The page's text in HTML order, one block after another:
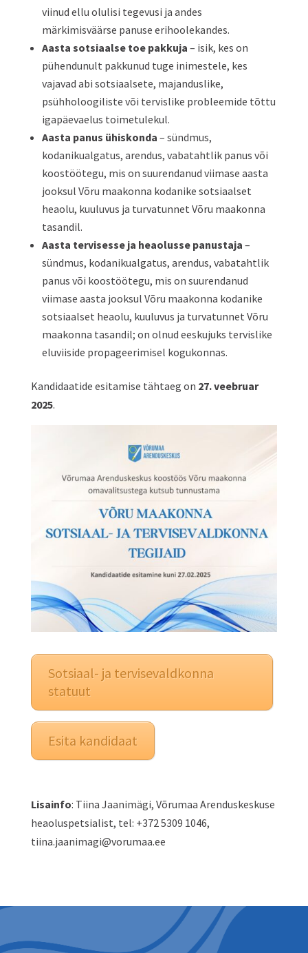
viinud ellu olulisi tegevusi ja andes
märkimisväärse panuse erihoolekandes.
Aasta sotsiaalse toe pakkuja – isik, kes on
pühendunult pakkunud tuge inimestele, kes
vajavad abi sotsiaalsete, majanduslike,
psühholoogiliste või tervislike probleemide tõttu
igapäevaelus toimetulekul.
Aasta panus ühiskonda – sündmus,
kodanikualgatus, arendus, vabatahtlik panus või
koostöötegu, mis on suurendanud viimase aasta
jooksul Võru maakonna kodanike sotsiaalset
heaolu, kuuluvus ja turvatunnet Võru maakonna
tasandil.
Aasta tervisesse ja heaolusse panustaja –
sündmus, kodanikualgatus, arendus, vabatahtlik
panus või koostöötegu, mis on suurendanud
viimase aasta jooksul Võru maakonna kodanike
sotsiaalset heaolu, kuuluvus ja turvatunnet Võru
maakonna tasandil; on olnud eeskujuks tervislike
eluviiside propageerimisel kogukonnas.
Kandidaatide esitamise tähtaeg on 27. veebruar
2025.
Sotsiaal- ja tervisevaldkonna
statuut
Esita kandidaat
Lisainfo: Tiina Jaanimägi, Võrumaa Arenduskeskuse
heaoluspetsialist, tel: +372 5309 1046,
tiina.jaanimagi@vorumaa.ee